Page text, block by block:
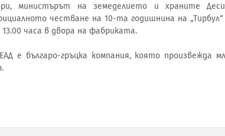
министърът на земеделието и храните
честване на 10-та годишнина на „Тирбул“
часа в двора на фабриката.
е българо-гръцка компания, която произвежда